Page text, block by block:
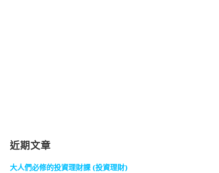
近期文章
大人們必修的投資理財課 (投資理財)